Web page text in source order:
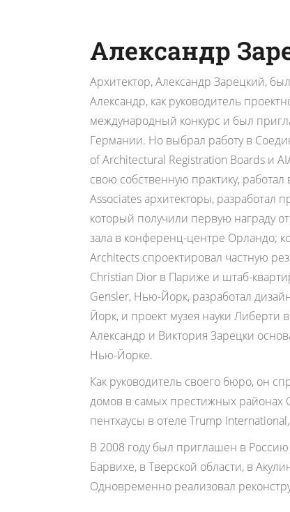
Александр
Архитектор, Александр Зарецкий,
Александр, как руководитель
международный конкурс и был
Германии. Но выбрал работу в
of Architectural Registration Boards и
свою собственную практику,
Associates архитекторы, разработал
который получили первую награду
зала в конференц-центре Орландо;
Architects спроектировал частную
Christian Dior в Париже и штаб-
Gensler, Нью-Йорк, разработал
Йорк, и проект музея науки Либерти
Александр и Виктория Зарецки
Нью-Йорке.
Как руководитель своего бюро, он
домов в самых престижных районах
пентхаусы в отеле Trump
В 2008 году был приглашен в Россию
Барвихе, в Тверской области, в
Одновременно реализовал